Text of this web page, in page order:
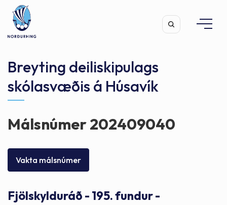
Leita
Breyting deiliskipulags
skólasvæðis á Húsavík
Málsnúmer 202409040
Vakta málsnúmer
Fjölskylduráð - 195. fundur -